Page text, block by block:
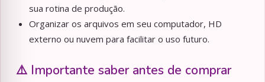
sua rotina de produção.
Organizar os arquivos em seu computador, HD
externo ou nuvem para facilitar o uso futuro.
⚠️ Importante saber antes de comprar